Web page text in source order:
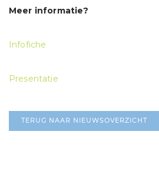
Meer informatie?
Infofiche
Presentatie
TERUG NAAR NIEUWSOVERZICHT